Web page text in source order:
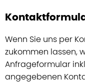
Wenn Sie uns per
zukommen lassen,
Anfrageformular
angegebenen